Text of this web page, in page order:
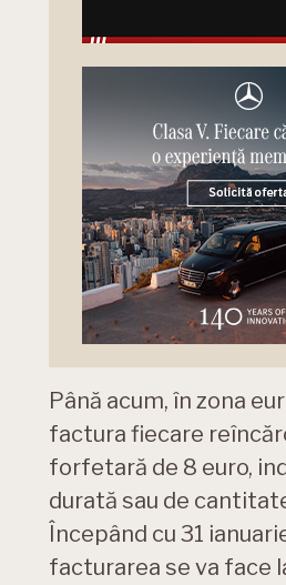
Până acum, în zona
factura fiecare
forfetară de 8 euro,
durată sau de
Începând cu 31
facturarea se va face